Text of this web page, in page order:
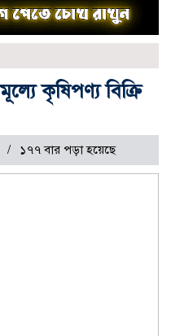
কৃষিপণ্য বিক্রি
১৭৭ বার পড়া হয়েছে